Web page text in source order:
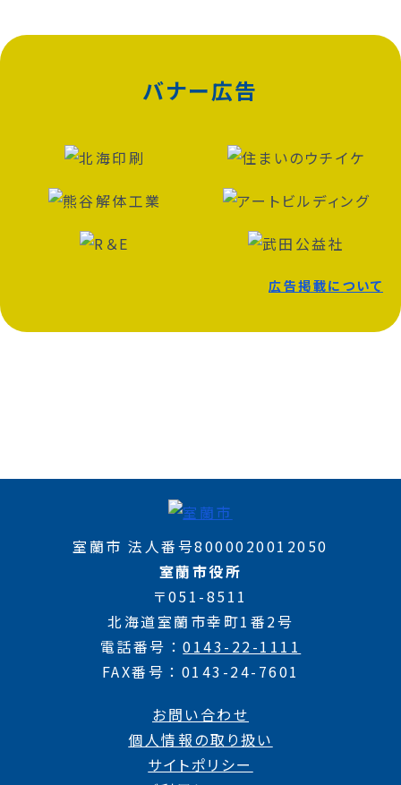
バナー広告
広告掲載について
室蘭市 法人番号8000020012050
室蘭市役所
〒051-8511
北海道室蘭市幸町1番2号
電話番号
0143-22-1111
FAX番号
0143-24-7601
お問い合わせ
個人情報の取り扱い
サイトポリシー